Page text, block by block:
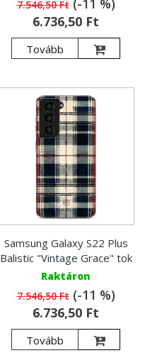
7.546,50 Ft(-11 %)
6.736,50 Ft
Tovább
Samsung Galaxy S22 Plus
Balistic "Vintage Grace" tok
Raktáron
7.546,50 Ft(-11 %)
6.736,50 Ft
Tovább